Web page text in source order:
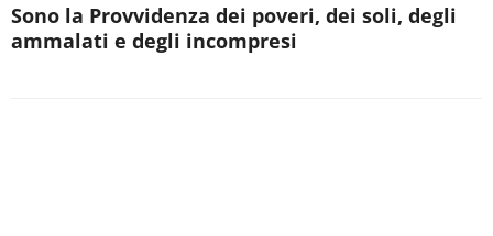
Sono la Provvidenza dei poveri, dei soli, degli
ammalati e degli incompresi